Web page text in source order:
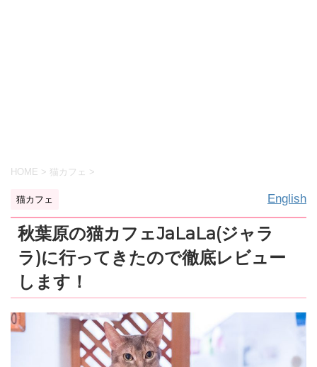
HOME > 猫カフェ >
猫カフェ English
秋葉原の猫カフェJaLaLa(ジャラ
ラ)に行ってきたので徹底レビュー
します！